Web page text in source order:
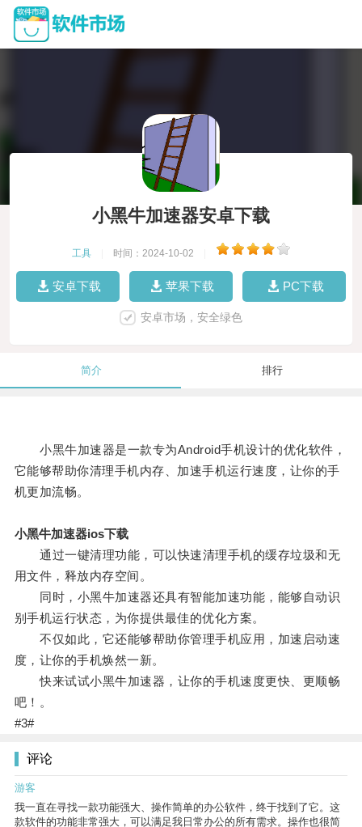
小黑牛加速器安卓下载
工具 时间：2024-10-02
安卓下载 苹果下载 PC下载
安卓市场，安全绿色
简介 排行
小黑牛加速器是一款专为Android手机设计的优化软件，
它能够帮助你清理手机内存、加速手机运行速度，让你的手
机更加流畅。
小黑牛加速器ios下载
通过一键清理功能，可以快速清理手机的缓存垃圾和无
用文件，释放内存空间。
同时，小黑牛加速器还具有智能加速功能，能够自动识
别手机运行状态，为你提供最佳的优化方案。
不仅如此，它还能够帮助你管理手机应用，加速启动速
度，让你的手机焕然一新。
快来试试小黑牛加速器，让你的手机速度更快、更顺畅
吧！。
#3#
评论
游客
我一直在寻找一款功能强大、操作简单的办公软件，终于找到了它。这
款软件的功能非常强大，可以满足我日常办公的所有需求。操作也很简